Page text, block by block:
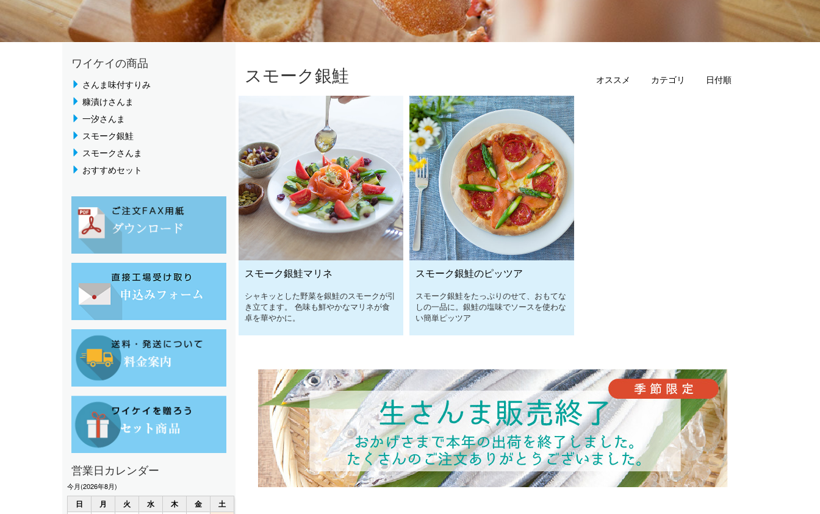
ワイケイの商品
さんま味付すりみ
糠漬けさんま
一汐さんま
スモーク銀鮭
スモークさんま
おすすめセット
営業日カレンダー
今月(2026年8月)
日 月 火 水 木 金 土
スモーク銀鮭 オススメ カテゴリ 日付順
スモーク銀鮭マリネ
シャキッとした野菜を銀鮭のスモークが引
き立てます。 色味も鮮やかなマリネが食
卓を華やかに。
スモーク銀鮭のピッツア
スモーク銀鮭をたっぷりのせて、おもてな
しの一品に。銀鮭の塩味でソースを使わな
い簡単ピッツア